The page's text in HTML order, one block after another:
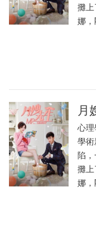
攤
娜
月
心
學
陷
攤
娜